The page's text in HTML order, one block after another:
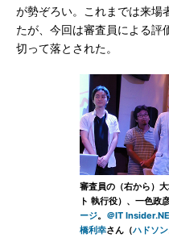
が勢ぞろい。これまでは来場
たが、今回は審査員による評
切って落とされた。
審査員の（右から）
ト 執行役）、一色政
ージ。 ＠IT
橋利幸さん（ハドソン